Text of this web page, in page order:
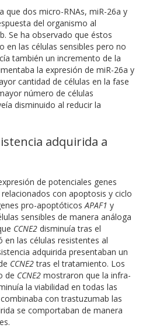
que dos micro-RNAs, miR-26a y
del organismo al
Se ha observado que éstos
las células sensibles pero no
también un incremento de la
la expresión de miR-26a y
cantidad de células en la fase
número de células
disminuido al reducir la
adquirida a
de potenciales genes
con apoptosis y ciclo
pro-apoptóticosAPAF1 y
sensibles de manera análoga
CCNE2 disminuía tras el
las células resistentes al
adquirida presentaban un
CCNE2tras el tratamiento. Los
de CCNE2 mostraron que la infra-
la viabilidad en todas las
con trastuzumab las
se comportaban de manera